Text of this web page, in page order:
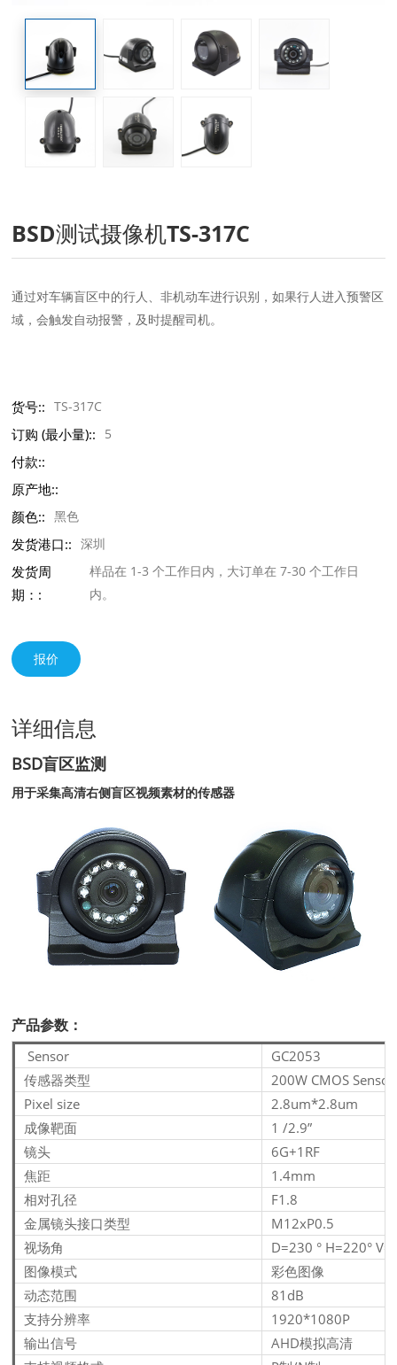
BSD测试摄像机TS-317C
通过对车辆盲区中的行人、非机动车进行识别，如果行人进入预警区
域，会触发自动报警，及时提醒司机。
货号:: TS-317C
订购 (最小量):: 5
付款::
原产地::
颜色::
黑色
发货港口:: 深圳
发货周
期：:
样品在 1-3 个工作日内，大订单在 7-30 个工作日
内。
报价
详细信息
BSD盲区监测
用于采集高清右侧盲区视频素材的传感器
产品参数：
Sensor
GC2053
传感器类型
200W CMOS Sensor
Pixel size
2.8um*2.8um
成像靶面
1 /2.9”
镜头
6G+1RF
焦距
1.4mm
相对孔径
F1.8
金属镜头接口类型
M12xP0.5
视场角
D=230 ° H=220°
图像模式
彩色图像
动态范围
81dB
支持分辨率
1920*1080P
输出信号
AHD模拟高清